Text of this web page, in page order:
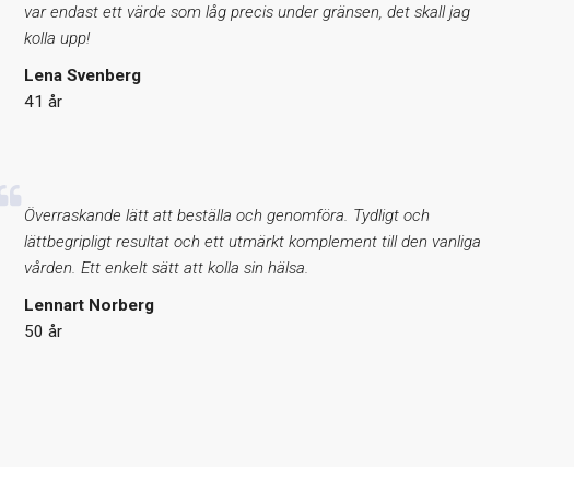
var endast ett värde som låg precis under gränsen, det skall jag
kolla upp!
Lena Svenberg
41 år
Överraskande lätt att beställa och genomföra. Tydligt och
lättbegripligt resultat och ett utmärkt komplement till den vanliga
vården. Ett enkelt sätt att kolla sin hälsa.
Lennart Norberg
50 år